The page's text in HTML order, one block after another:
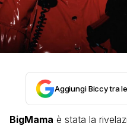
Aggiungi Biccy tra
BigMama è stata la